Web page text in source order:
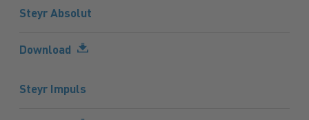
Steyr Absolut
Download
Steyr Impuls